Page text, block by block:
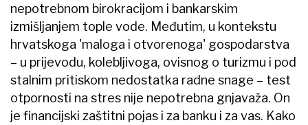
nepotrebnom birokracijom i bankarskim
izmišljanjem tople vode. Međutim, u kontekstu
hrvatskoga 'maloga i otvorenoga' gospodarstva
– u prijevodu, kolebljivoga, ovisnog o turizmu i pod
stalnim pritiskom nedostatka radne snage – test
otpornosti na stres nije nepotrebna gnjavaža. On
je financijski zaštitni pojas i za banku i za vas. Kako